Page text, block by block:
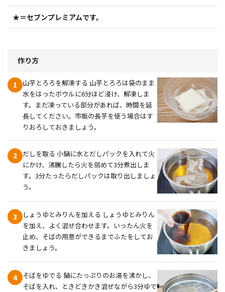
★＝セブンプレミアムです。
作り方
1
山芋とろろを解凍する 山芋とろろは袋のまま
水をはったボウルに6分ほど浸け、解凍しま
す。まだ凍っている部分があれば、時間を延
長してください。市販の長芋を使う場合はす
りおろしておきましょう。
2
だしを取る 小鍋に水とだしパックを入れて火
にかけ、沸騰したら火を弱めて3分煮出しま
す。3分たったらだしパックは取り出しましょ
う。
3
しょうゆとみりんを加える しょうゆとみりん
を加え、よく混ぜ合わせます。いったん火を
止め、そばの用意ができるまでふたをしてお
きましょう。
4
そばをゆでる 鍋にたっぷりのお湯を沸かし、
そばを入れ、ときどきかき混ぜながら3分ゆで